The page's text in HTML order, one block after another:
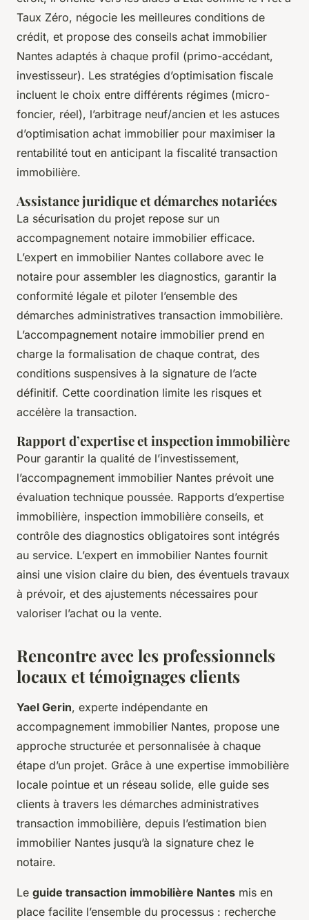
Taux Zéro, négocie les meilleures conditions de
crédit, et propose des conseils achat immobilier
Nantes adaptés à chaque profil (primo-accédant,
investisseur). Les stratégies d’optimisation fiscale
incluent le choix entre différents régimes (micro-
foncier, réel), l’arbitrage neuf/ancien et les astuces
d’optimisation achat immobilier pour maximiser la
rentabilité tout en anticipant la fiscalité transaction
immobilière.
Assistance juridique et démarches notariées
La sécurisation du projet repose sur un
accompagnement notaire immobilier efficace.
L’expert en immobilier Nantes collabore avec le
notaire pour assembler les diagnostics, garantir la
conformité légale et piloter l’ensemble des
démarches administratives transaction immobilière.
L’accompagnement notaire immobilier prend en
charge la formalisation de chaque contrat, des
conditions suspensives à la signature de l’acte
définitif. Cette coordination limite les risques et
accélère la transaction.
Rapport d’expertise et inspection immobilière
Pour garantir la qualité de l’investissement,
l’accompagnement immobilier Nantes prévoit une
évaluation technique poussée. Rapports d’expertise
immobilière, inspection immobilière conseils, et
contrôle des diagnostics obligatoires sont intégrés
au service. L’expert en immobilier Nantes fournit
ainsi une vision claire du bien, des éventuels travaux
à prévoir, et des ajustements nécessaires pour
valoriser l’achat ou la vente.
Rencontre avec les professionnels
locaux et témoignages clients
Yael Gerin, experte indépendante en
accompagnement immobilier Nantes, propose une
approche structurée et personnalisée à chaque
étape d’un projet. Grâce à une expertise immobilière
locale pointue et un réseau solide, elle guide ses
clients à travers les démarches administratives
transaction immobilière, depuis l’estimation bien
immobilier Nantes jusqu’à la signature chez le
notaire.
Le guide transaction immobilière Nantes mis en
place facilite l’ensemble du processus : recherche